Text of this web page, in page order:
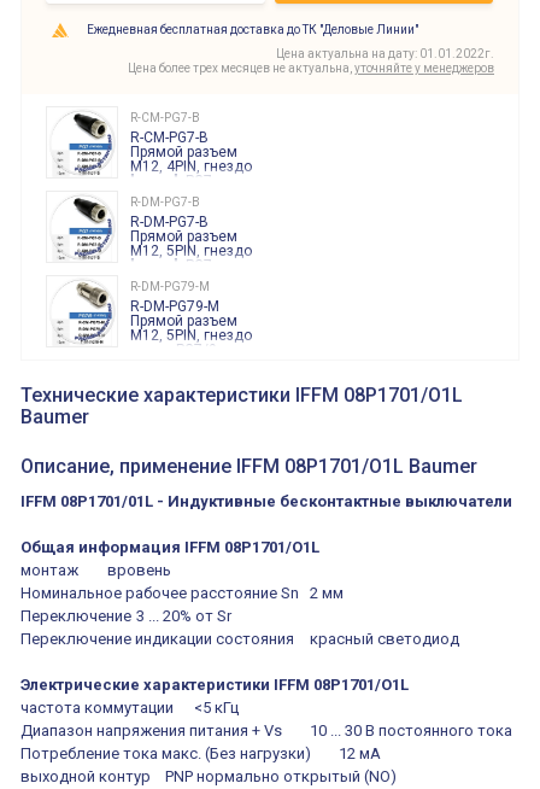
Ежедневная бесплатная доставка до ТК "Деловые Линии"
Цена актуальна на дату: 01.01.2022г.
Цена более трех месяцев не актуальна, уточняйте у менеджеров
R-CM-PG7-B
R-CM-PG7-B
Прямой разъем
M12, 4PIN, гнездо
"мама", PG7,
черного цвета
R-DM-PG7-B
R-DM-PG7-B
Прямой разъем
M12, 5PIN, гнездо
"мама", PG7,
черного цвета
R-DM-PG79-M
R-DM-PG79-M
Прямой разъем
M12, 5PIN, гнездо
мама, PG7/9,
S-DM-2M-B Прямой
разъем M12, 5PIN,
Технические характеристики IFFM 08P1701/O1L
Baumer
Описание, применение IFFM 08P1701/O1L Baumer
IFFM 08P1701/01L - Индуктивные бесконтактные выключатели
Общая информация IFFM 08P1701/O1L
монтаж
вровень
Номинальное рабочее расстояние Sn
2 мм
Переключение 3 ... 20% от Sr
Переключение индикации состояния
красный светодиод
Электрические характеристики IFFM 08P1701/O1L
частота коммутации
<5 кГц
Диапазон напряжения питания + Vs
10 ... 30 В постоянного тока
Потребление тока макс. (Без нагрузки)
12 мА
выходной контур
PNP нормально открытый (NO)